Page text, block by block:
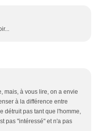
mais, à vous lire, on a envie
à la différence entre
détruit pas tant que l'homme,
pas "intéressé" et n'a pas